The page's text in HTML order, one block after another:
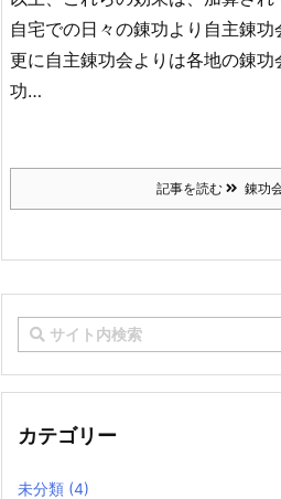
自宅での日々の錬功より自主錬功
更に自主錬功会よりは各地の錬
功…
記事を読む 錬功
カテゴリー
未分類 (4)